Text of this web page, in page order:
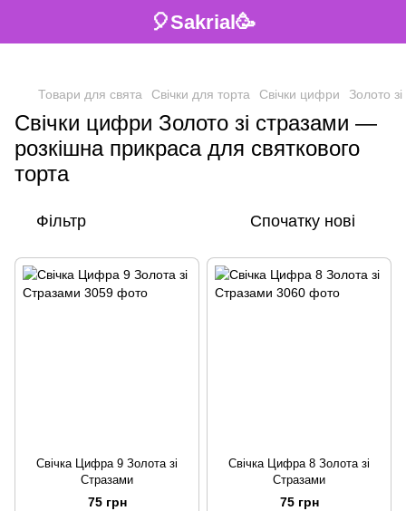
🎈Sakrial🥳
Товари для свята Свічки для торта Свічки цифри Золото
Свічки цифри Золото зі стразами —
розкішна прикраса для святкового
торта
Фільтр Спочатку нові
Свічка Цифра 9 Золота зі
Стразами
75 грн
Свічка Цифра 8 Золота зі
Стразами
75 грн